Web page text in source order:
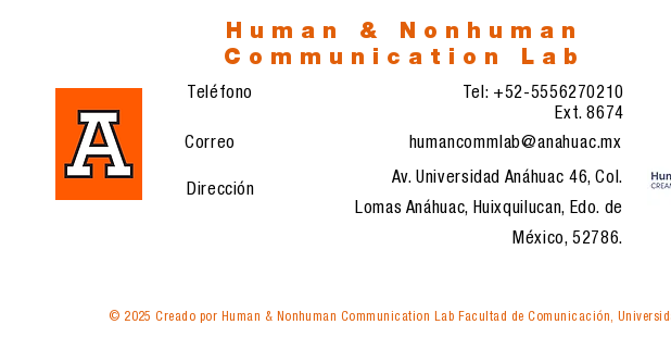
Human & Nonhuman
Communication Lab
Teléfono
Tel: +52-5556270210
Ext. 8674
humancommlab@anahuac.mx
Av. Universidad Anáhuac 46, Col.
Lomas Anáhuac, Huixquilucan, Edo. de
México, 52786.
Correo
Dirección
© 2025 Creado por Human & Nonhuman Communication Lab Facultad de Comunicación,